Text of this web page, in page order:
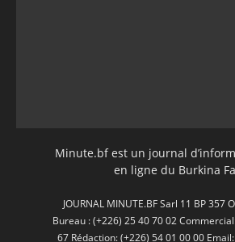
Minute.bf est un journal
en ligne du Burkina
JOURNAL MINUTE.BF Sarl 11 BP 357
Bureau : (+226) 25 40 70 02
67 Rédaction: (+226) 54 01 00 00 Email: